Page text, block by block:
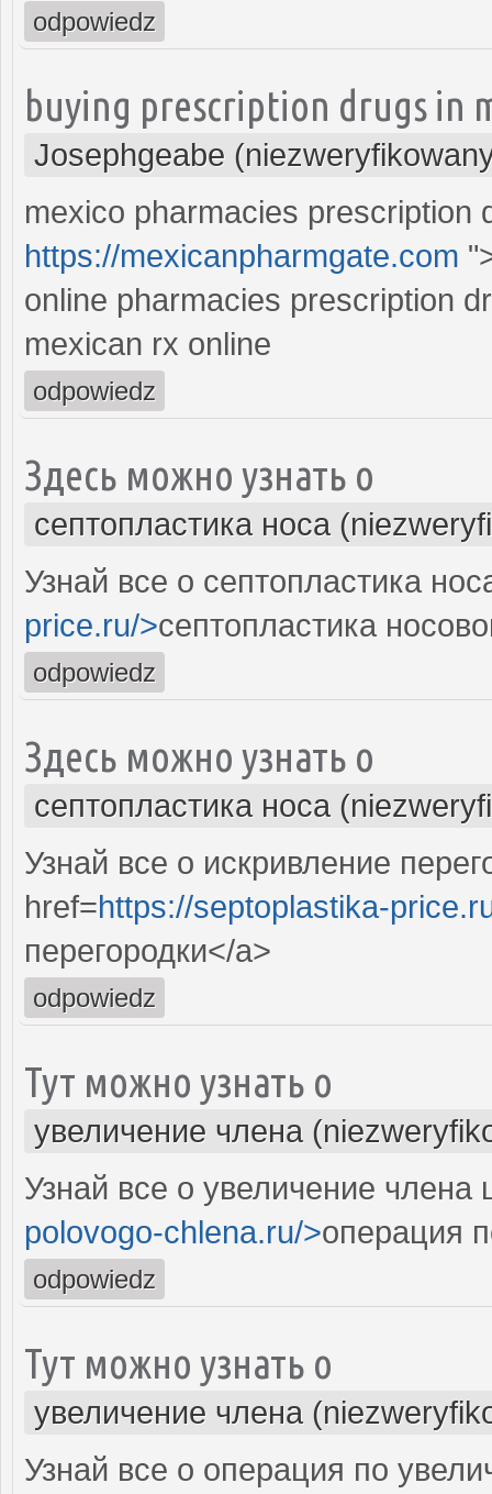
odpowiedz
buying prescription drugs in
Josephgeabe
mexico pharmacies prescription
https://mexicanpharmgate.com
online pharmacies prescription
mexican rx online
odpowiedz
Здесь можно узнать о
септопластика носа
Узнай все о септопластика
price.ru/>септопластика
odpowiedz
Здесь можно узнать о
септопластика носа
Узнай все о искривление
href=https://septoplastika-
перегородки</a>
odpowiedz
Тут можно узнать о
увеличение члена
Узнай все о увеличение члена
polovogo-chlena.ru/>операция
odpowiedz
Тут можно узнать о
увеличение члена
Узнай все о операция по